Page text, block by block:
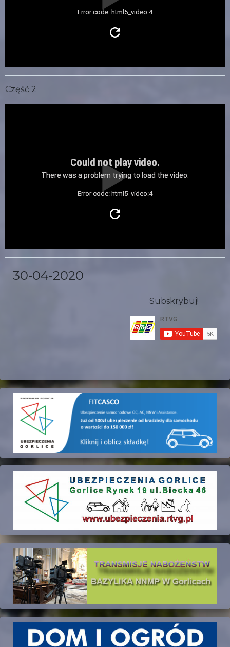
Error code: html5_video:4
Część 2
Could not play video.
There was a problem trying to load the video.
Error code: html5_video:4
30-04-2020
Subskrybuj!